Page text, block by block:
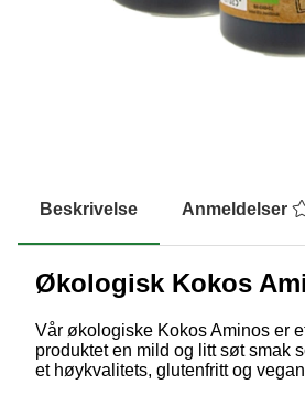
Beskrivelse Anmeldelser
Økologisk Kokos
Vår økologiske Kokos Aminos er
produktet en mild og litt søt smak
et høykvalitets, glutenfritt og